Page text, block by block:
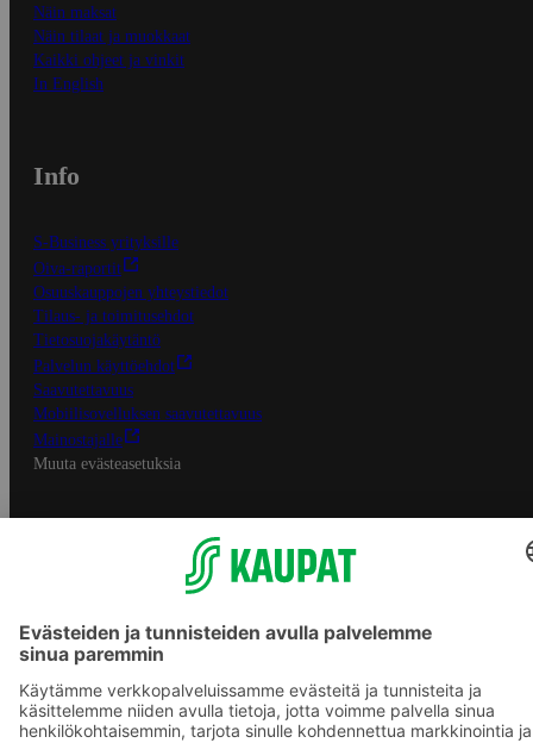
Näin maksat
Näin tilaat ja muokkaat
Kaikki ohjeet ja vinkit
In English
Info
S-Business yrityksille
Oiva-raportit
Osuuskauppojen yhteystiedot
Tilaus- ja toimitusehdot
Tietosuojakäytäntö
Palvelun käyttöehdot
Saavutettavuus
Mobiilisovelluksen saavutettavuus
Mainostajalle
Muuta evästeasetuksia
S-ryhmän palvelut
S-ryhmä
Asiakasomistajuus
S-ostoslista -sovellus
Prisma.fi